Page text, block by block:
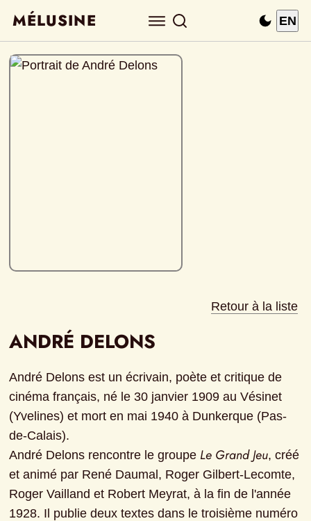
MÉLUSINE EN
Retour à la liste
ANDRÉ DELONS
André Delons est un écrivain, poète et critique de
cinéma français, né le 30 janvier 1909 au Vésinet
(Yvelines) et mort en mai 1940 à Dunkerque (Pas-
de-Calais).
André Delons rencontre le groupe Le Grand Jeu, créé
et animé par René Daumal, Roger Gilbert-Lecomte,
Roger Vailland et Robert Meyrat, à la fin de l'année
1928. Il publie deux textes dans le troisième numéro